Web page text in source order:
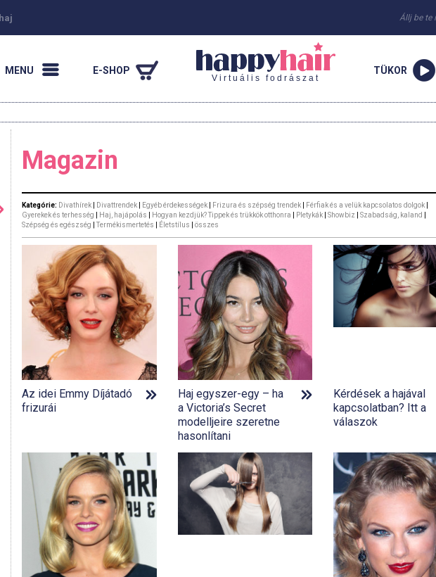
haj Állj be te
MENU E-SHOP
Virtuális fodrászat
TÜKOR
Magazin
Kategórie: Divathírek Divattrendek Egyéb érdekességek Frizura és szépség trendek Férfiak és a velük kapcsolatos dolgok
Gyerekek és terhesség
Haj, hajápolás Hogyan kezdjük? Tippek és trükkök otthonra Pletykák Showbiz Szabadság, kaland
Szépség és egészség
Termékismertetés Életstílus összes
Az idei Emmy Díjátadó
frizurái
Haj egyszer-egy – ha
a Victoria’s Secret
modelljeire szeretne
hasonlítani
Kérdések a hajával
kapcsolatban? Itt a
válaszok